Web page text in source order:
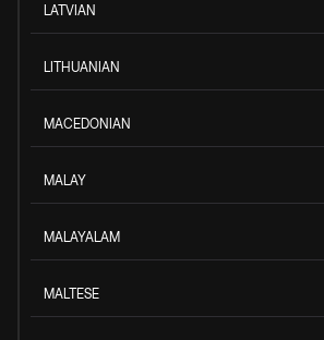
LATVIAN
LITHUANIAN
MACEDONIAN
MALAY
MALAYALAM
MALTESE